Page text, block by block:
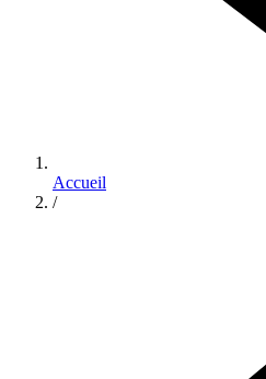
Accueil
/